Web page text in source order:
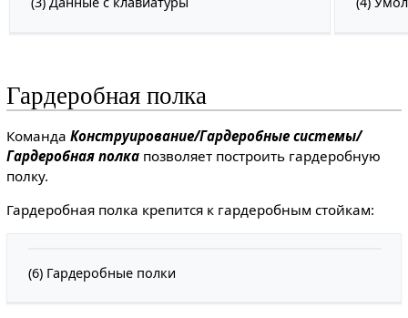
Гардеробная полка
Команда Конструирование/Гардеробные системы/
Гардеробная полкапозволяет построить гардеробную
полку.
Гардеробная полка крепится к гардеробным стойкам:
(6) Гардеробные полки